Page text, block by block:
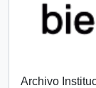
Archivo